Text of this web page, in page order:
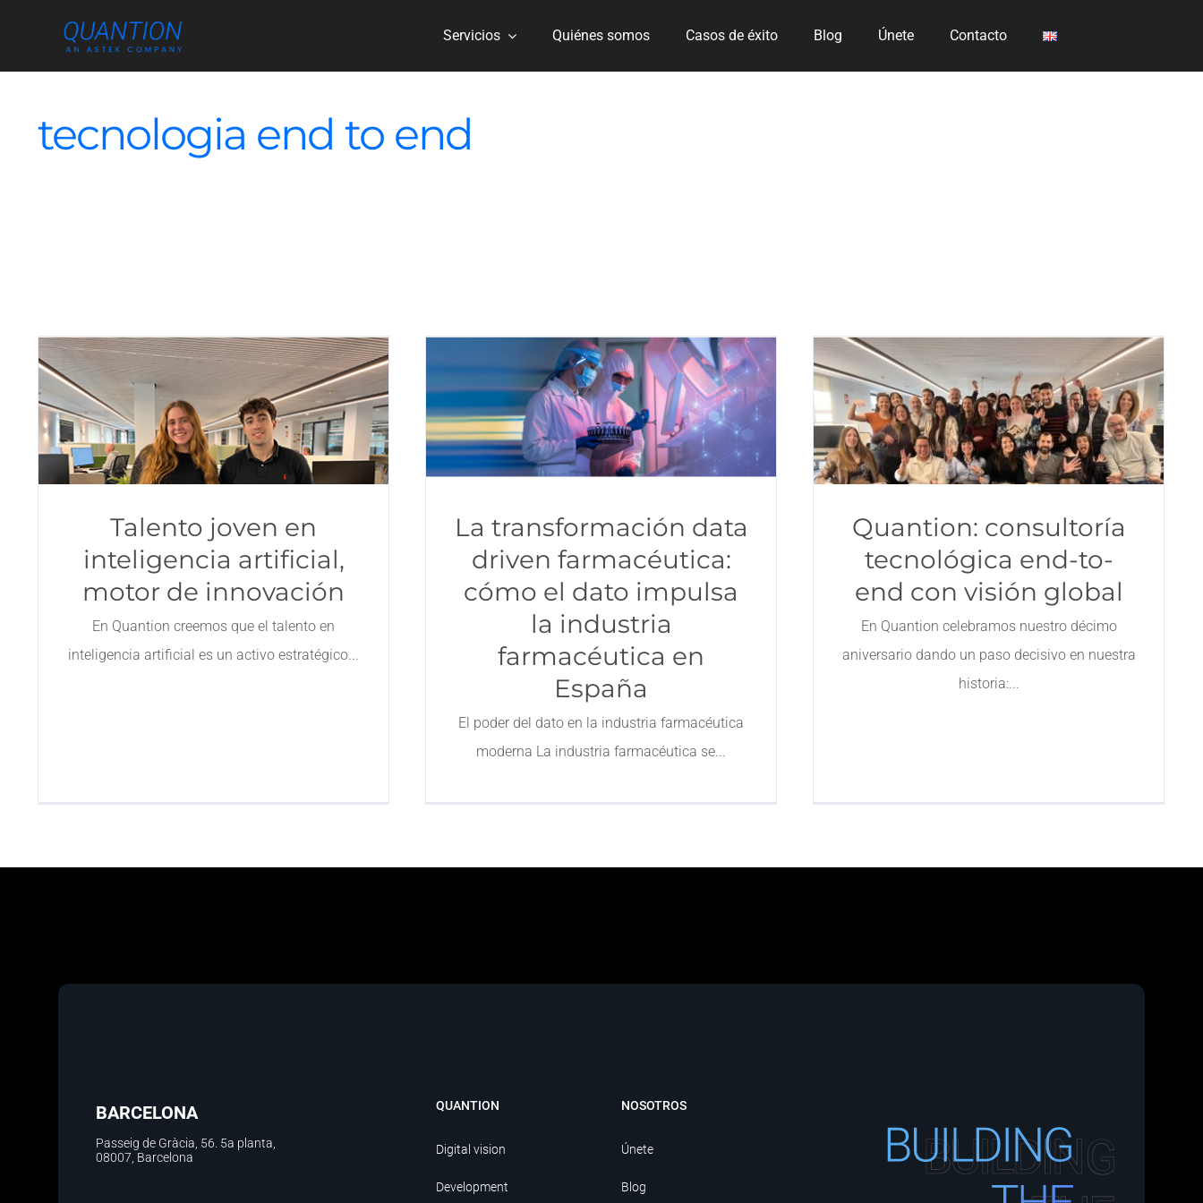
content
Servicios Quiénes somos Casos de éxito Blog Únete Contacto
tecnologia end to end
Talento joven en
inteligencia artificial,
motor de innovación
En Quantion creemos que el talento en
inteligencia artificial es un activo estratégico
La transformación data
driven farmacéutica:
cómo el dato impulsa
la industria
farmacéutica en
España
El poder del dato en la industria farmacéutica
moderna La industria farmacéutica se
Quantion: consultoría
tecnológica end-to-
end con visión global
En Quantion celebramos nuestro décimo
aniversario dando un paso decisivo en nuestra
historia:
BARCELONA
Passeig de Gràcia, 56. 5a planta
08007, Barcelona
QUANTION
Digital vision
Development
NOSOTROS
Únete
Blog